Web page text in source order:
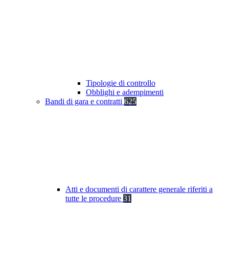
Tipologie di controllo
Obblighi e adempimenti
Bandi di gara e contratti 625
Atti e documenti di carattere generale riferiti a
tutte le procedure 31